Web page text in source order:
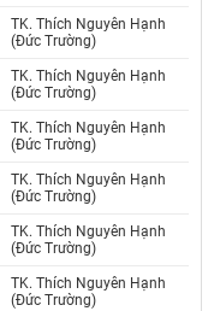
TK. Thích Nguyên Hạnh
(Đức Trường)
TK. Thích Nguyên Hạnh
(Đức Trường)
TK. Thích Nguyên Hạnh
(Đức Trường)
TK. Thích Nguyên Hạnh
(Đức Trường)
TK. Thích Nguyên Hạnh
(Đức Trường)
TK. Thích Nguyên Hạnh
(Đức Trường)